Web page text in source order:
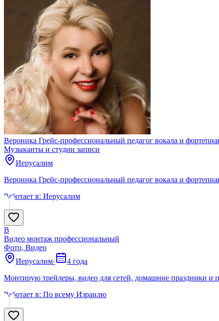
Вероника Грейс-профессиональный педагог вокала и
Музыканты и студии записи
Иерусалим
Вероника Грейс-профессиональный педагог вокала и
Работает в: Иерусалим
В
Видео монтаж профессиональный
Фото, Видео
Иерусалим·
4 года
Монтирую трейлеры, видео для сетей, домашние праздники и
Работает в: По всему Израилю